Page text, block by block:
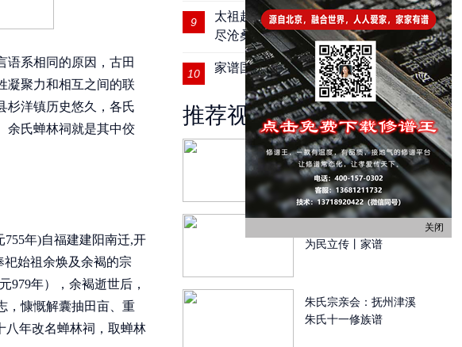
语系相同的原因，古田
凝聚力和相互之间的联
杉洋镇历史悠久，各氏
余氏蝉林祠就是其中佼
年)自福建建阳南迁,开
祀始祖余焕及余褐的宗
979年），余褐逝世后，
，慷慨解囊抽田亩、重
八年改名蝉林祠，取蝉林
9
太祖赵匡胤后裔｜肥东县赵氏宗祠历
尽沧桑
10 家谱国际丨研究家谱要看源头
推荐视频
家谱国际丨2018年万宁
市沈氏家族祭祖
为民立传丨家谱
朱氏宗亲会：抚州津溪
朱氏十一修族谱
关闭